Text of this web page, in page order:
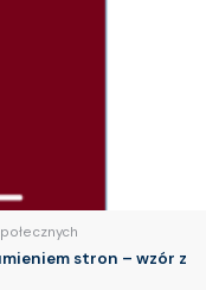
stron – wzór z